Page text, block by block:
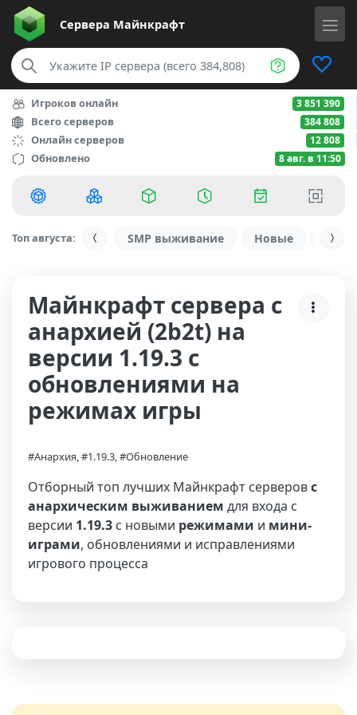
Сервера Майнкрафт
Игроков онлайн 3 851 390
Всего серверов 384 808
Онлайн серверов 12 808
Обновлено 8 авг. в 11:50
Топ августа: SMP выживание Новые С
Майнкрафт сервера с
анархией (2b2t) на
версии 1.19.3 с
обновлениями на
режимах игры
#Анархия, #1.19.3, #Обновление
Отборный топ лучших Майнкрафт серверовс
анархическим выживанием для входа с
версии 1.19.3 с новыми режимами и мини-
играми, обновлениями и исправлениями
игрового процесса